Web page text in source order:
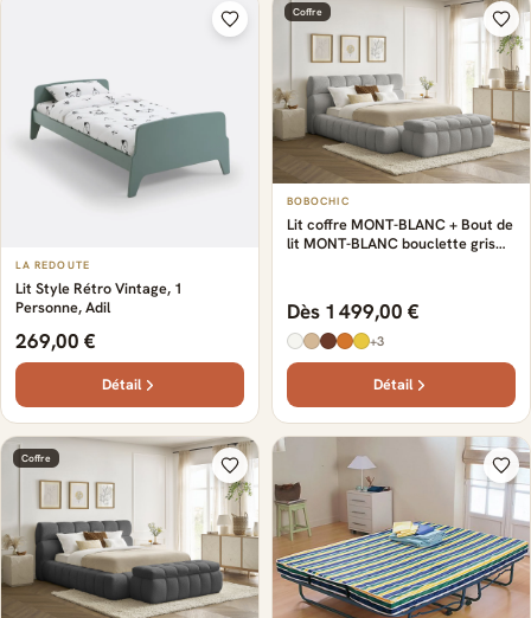
LA REDOUTE
Lit Style Rétro Vintage, 1
Personne, Adil
269,00 €
Détail
Coffre
BOBOCHIC
Lit coffre MONT-BLANC + Bout de
lit MONT-BLANC bouclette gris
Dès 1 499,00 €
+3
Détail
Coffre